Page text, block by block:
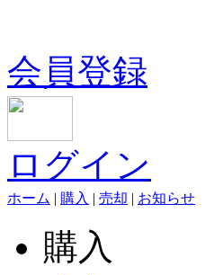
会員登録
ログイン
ホーム | 購入 | 売却 | お知らせ
購入